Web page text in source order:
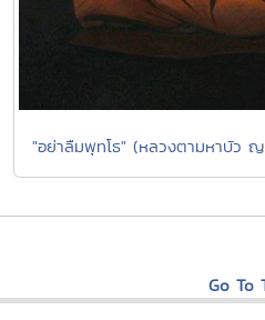
"อย่าลืมพุทโธ" (หลวงตามหาบัว
Go To